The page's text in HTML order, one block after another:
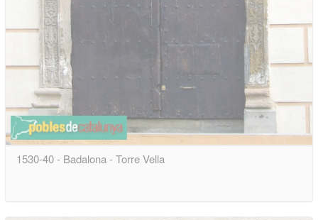
1530-40 - Badalona - Torre Vella